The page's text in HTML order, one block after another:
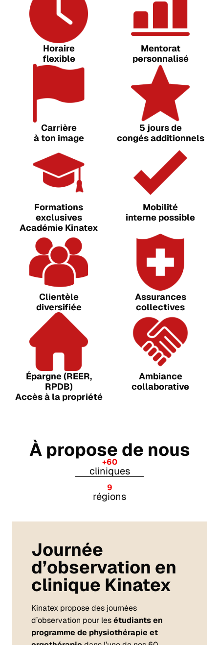
Horaire
flexible
Mentorat
personnalisé
Carrière
à ton image
5 jours de
congés additionnels
Formations
exclusives
Académie Kinatex
Mobilité
interne possible
Clientèle
diversifiée
Assurances
collectives
Épargne (REER,
RPDB)
Accès à la propriété
Ambiance
collaborative
À propose de nous
+60
cliniques
9
régions
Journée
d’observation en
clinique Kinatex
Kinatex propose des journées
d’observation pour lesétudiants en
programme de physiothérapie et